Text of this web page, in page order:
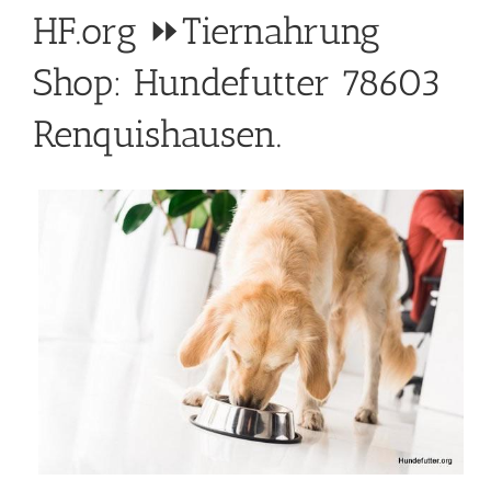
HF.org ⏩Tiernahrung
Shop: Hundefutter 78603
Renquishausen.